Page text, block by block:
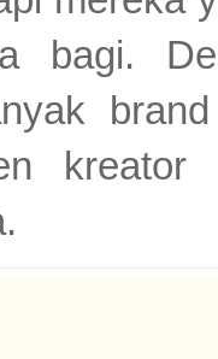
bagi.
kreator